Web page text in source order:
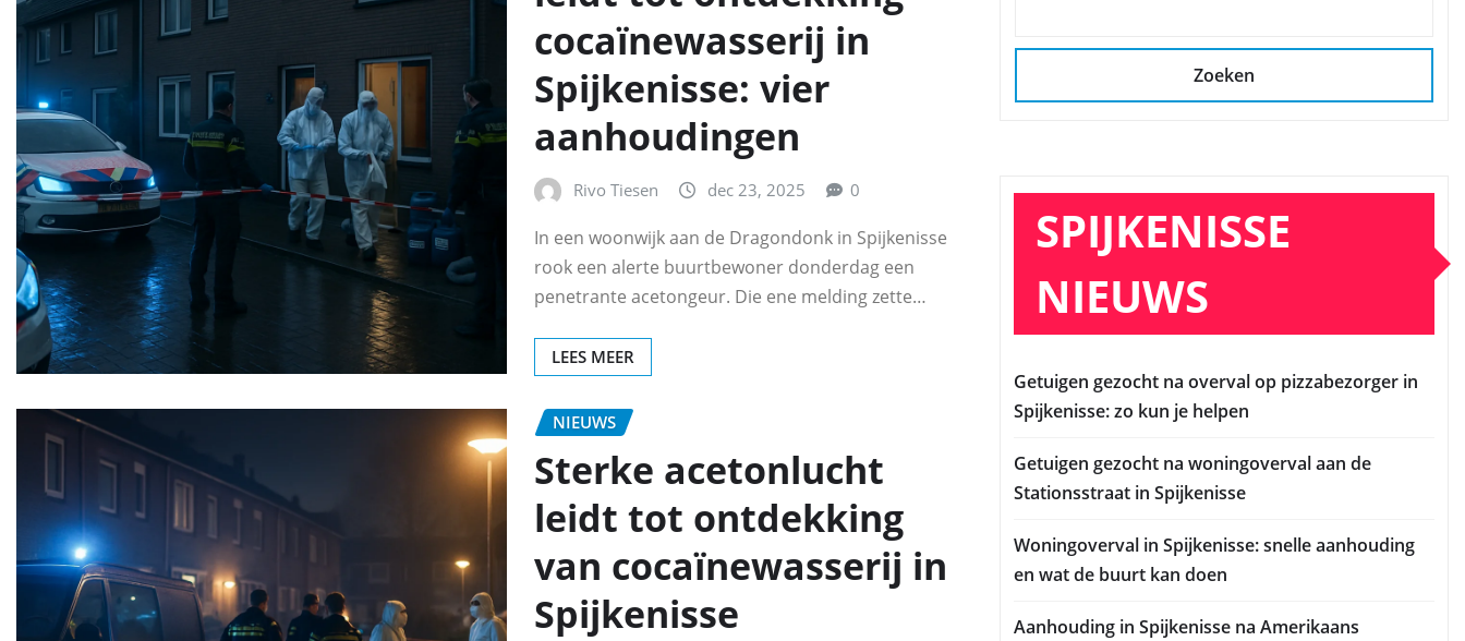
cocaïnewasserij in
Spijkenisse: vier
aanhoudingen
Rivo Tiesen dec 23, 2025 0
In een woonwijk aan de Dragondonk in Spijkenisse
rook een alerte buurtbewoner donderdag een
penetrante acetongeur. Die ene melding zette…
LEES MEER
NIEUWS
Sterke acetonlucht
leidt tot ontdekking
van cocaïnewasserij in
Spijkenisse
Zoeken
SPIJKENISSE
NIEUWS
Getuigen gezocht na overval op pizzabezorger in
Spijkenisse: zo kun je helpen
Getuigen gezocht na woningoverval aan de
Stationsstraat in Spijkenisse
Woningoverval in Spijkenisse: snelle aanhouding
en wat de buurt kan doen
Aanhouding in Spijkenisse na Amerikaans